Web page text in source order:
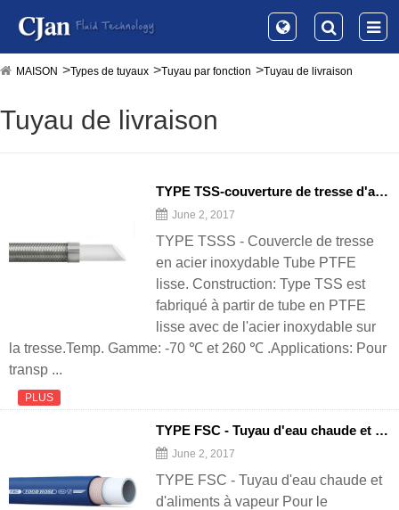
MAISON Types de tuyaux Tuyau par fonction Tuyau de livraison
Tuyau de livraison
TYPE TSS-couverture de tresse d'acier inoxydable lisse tube de PTFE
June 2, 2017
TYPE TSSS - Couvercle de tresse
en acier inoxydable Tube PTFE
lisse. Construction: Type TSS est
fabriqué à partir de tube en PTFE
lisse avec de l'acier inoxydable sur
la tresse.Temp. Gamme: -70 ℃ et 260 ℃ .Applications: Pour
transp ...
PLUS
TYPE FSC - Tuyau d'eau chaude et de nourriture à vapeur
June 2, 2017
TYPE FSC - Tuyau d'eau chaude et
d'aliments à vapeur Pour le